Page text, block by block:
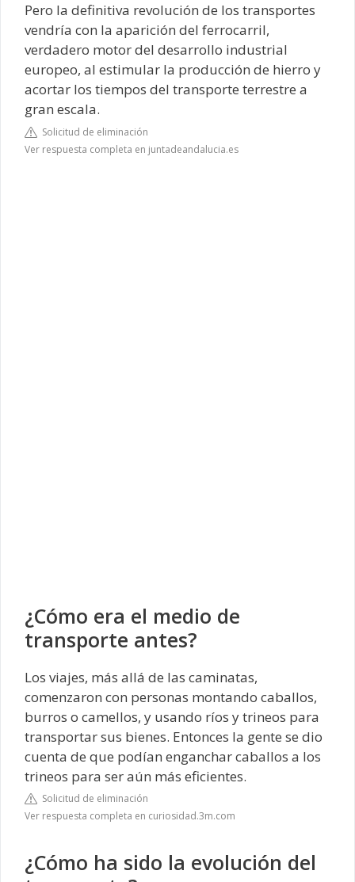
Pero la definitiva revolución de los transportes
vendría con la aparición del ferrocarril,
verdadero motor del desarrollo industrial
europeo, al estimular la producción de hierro y
acortar los tiempos del transporte terrestre a
gran escala.
Solicitud de eliminación
Ver respuesta completa en juntadeandalucia.es
¿Cómo era el medio de
transporte antes?
Los viajes, más allá de las caminatas,
comenzaron con personas montando caballos,
burros o camellos, y usando ríos y trineos para
transportar sus bienes. Entonces la gente se dio
cuenta de que podían enganchar caballos a los
trineos para ser aún más eficientes.
Solicitud de eliminación
Ver respuesta completa en curiosidad.3m.com
¿Cómo ha sido la evolución del